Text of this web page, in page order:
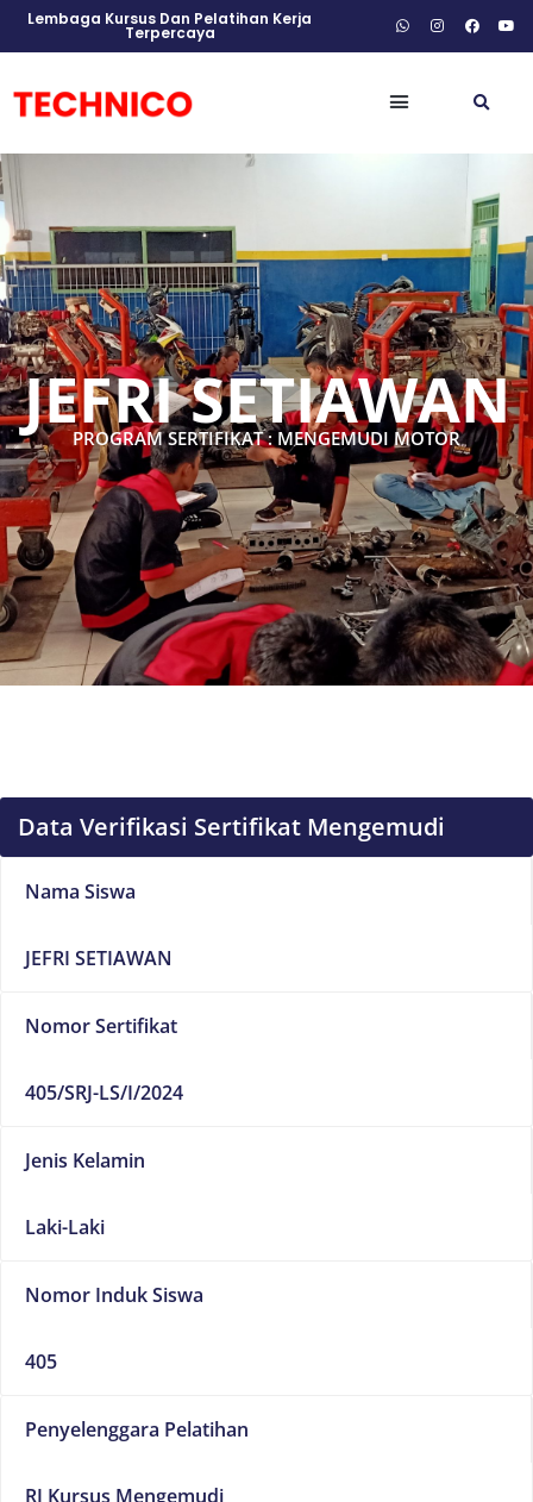
Lembaga Kursus Dan Pelatihan Kerja
Terpercaya
JEFRI SETIAWAN
PROGRAM SERTIFIKAT : MENGEMUDI MOTOR
Data Verifikasi Sertifikat Mengemudi
Nama Siswa
JEFRI SETIAWAN
Nomor Sertifikat
405/SRJ-LS/I/2024
Jenis Kelamin
Laki-Laki
Nomor Induk Siswa
405
Penyelenggara Pelatihan
RJ Kursus Mengemudi